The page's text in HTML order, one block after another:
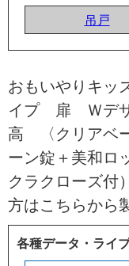
吊戸
おもいやりキ
イプ 扉 Ｗデ
高 〈クリアベ
ーン錠＋美和
クラクローズ付
方はこちらから
各種データ・ライ